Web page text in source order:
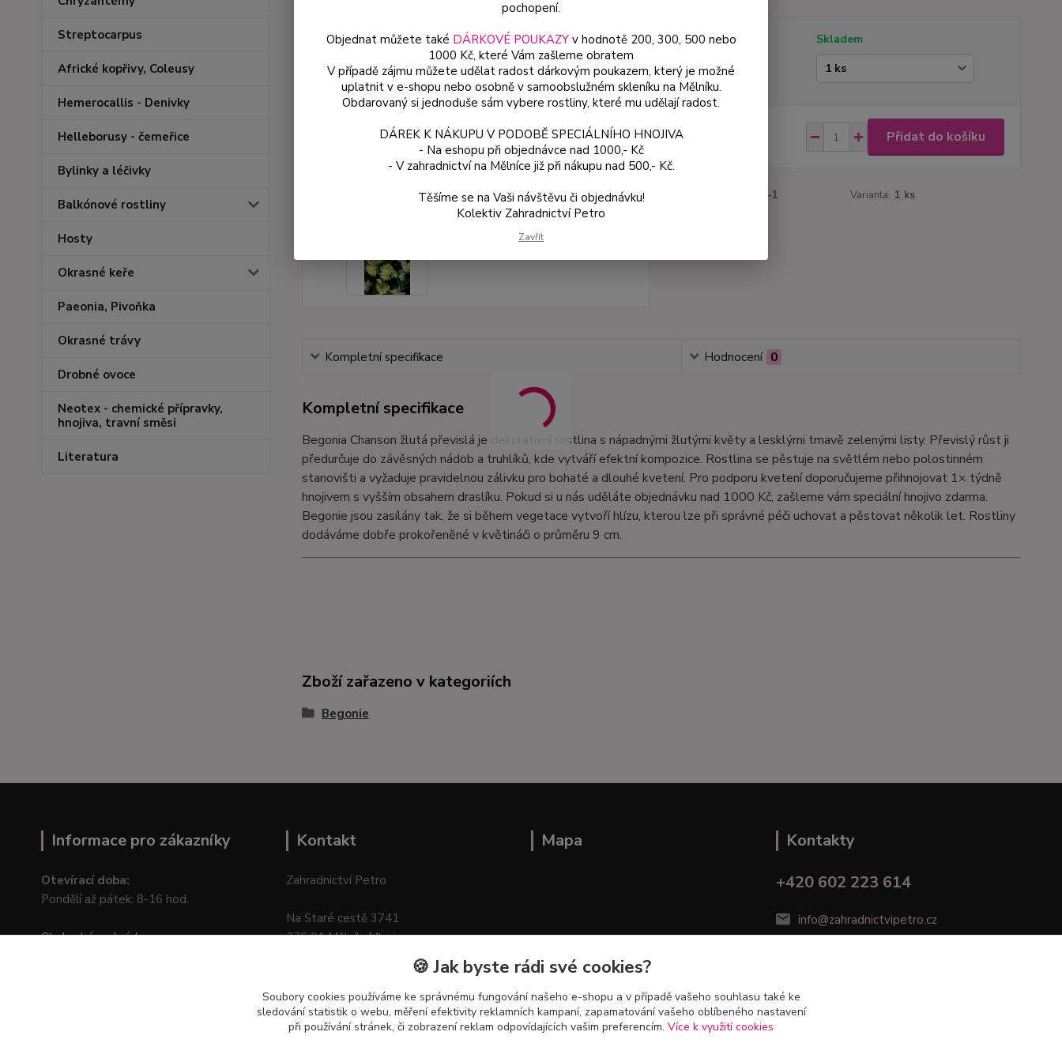
Streptocarpus
Africké kopřivy, Coleusy
Hemerocallis - Denivky
Helleborusy - čemeřice
Bylinky a léčivky
Balkónové rostliny
Hosty
Okrasné keře
Paeonia, Pivoňka
Okrasné trávy
Drobné ovoce
Neotex - chemické přípravky,
hnojiva, travní směsi
Literatura
Dostupnost
Skladem
Varianta
Přidat do košíku
182-1 Varianta: 1 ks
Kompletní specifikace Hodnocení 0
Kompletní specifikace
Begonia Chanson žlutá převislá je dekorativní rostlina s nápadnými žlutými květy a lesklými tmavě zelenými listy. Převislý růst ji
předurčuje do závěsných nádob a truhlíků, kde vytváří efektní kompozice. Rostlina se pěstuje na světlém nebo polostinném
stanovišti a vyžaduje pravidelnou zálivku pro bohaté a dlouhé kvetení. Pro podporu kvetení doporučujeme přihnojovat 1× týdně
hnojivem s vyšším obsahem draslíku. Pokud si u nás uděláte objednávku nad 1000 Kč, zašleme vám speciální hnojivo zdarma.
Begonie jsou zasílány tak, že si během vegetace vytvoří hlízu, kterou lze při správné péči uchovat a pěstovat několik let. Rostliny
dodáváme dobře prokořeněné v květináči o průměru 9 cm.
Zboží zařazeno v kategoriích
Begonie
Informace pro zákazníky
Otevírací doba:
Pondělí až pátek: 8-16 hod.
Obchodní podmínky
Kontakt
Zahradnictví Petro
Na Staré cestě 3741
276 01 Mělník–Mlazice
Mapa
Kontakty
+420 602 223 614
info@zahradnictvipetro.cz
pochopení.
Objednat můžete také DÁRKOVÉ POUKAZYv hodnotě 200, 300, 500 nebo
1000 Kč, které Vám zašleme obratem
V případě zájmu můžete udělat radost dárkovým poukazem, který je možné
uplatnit v e-shopu nebo osobně v samoobslužném skleníku na Mělníku.
Obdarovaný si jednoduše sám vybere rostliny, které mu udělají radost.
DÁREK K NÁKUPU V PODOBĚ SPECIÁLNÍHO HNOJIVA
- Na eshopu při objednávce nad 1000,- Kč
- V zahradnictví na Mělníce již při nákupu nad 500,- Kč.
Těšíme se na Vaši návštěvu či objednávku!
Kolektiv Zahradnictví Petro
Zavřít
🍪 Jak byste rádi své cookies?
Soubory cookies používáme ke správnému fungování našeho e-shopu a v případě vašeho souhlasu také ke
sledování statistik o webu, měření efektivity reklamních kampaní, zapamatování vašeho oblíbeného nastavení
při používání stránek, či zobrazení reklam odpovídajících vašim preferencím. Více k využití cookies